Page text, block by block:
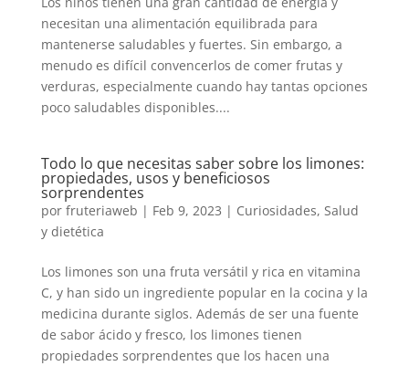
necesitan una alimentación equilibrada para
mantenerse saludables y fuertes. Sin embargo, a
menudo es difícil convencerlos de comer frutas y
verduras, especialmente cuando hay tantas opciones
poco saludables disponibles....
Todo lo que necesitas saber sobre los limones:
propiedades, usos y beneficiosos
sorprendentes
por fruteriaweb | Feb 9, 2023 | Curiosidades, Salud
y dietética
Los limones son una fruta versátil y rica en vitamina
C, y han sido un ingrediente popular en la cocina y la
medicina durante siglos. Además de ser una fuente
de sabor ácido y fresco, los limones tienen
propiedades sorprendentes que los hacen una